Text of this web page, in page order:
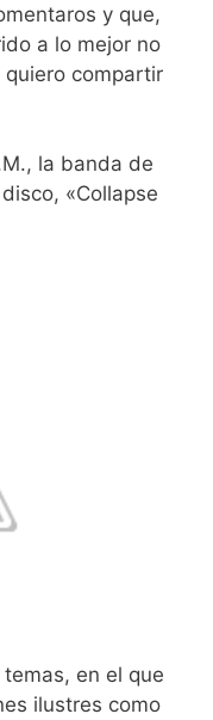
y que,
a lo mejor no
compartir
la banda de
«Collapse
en el que
ilustres como